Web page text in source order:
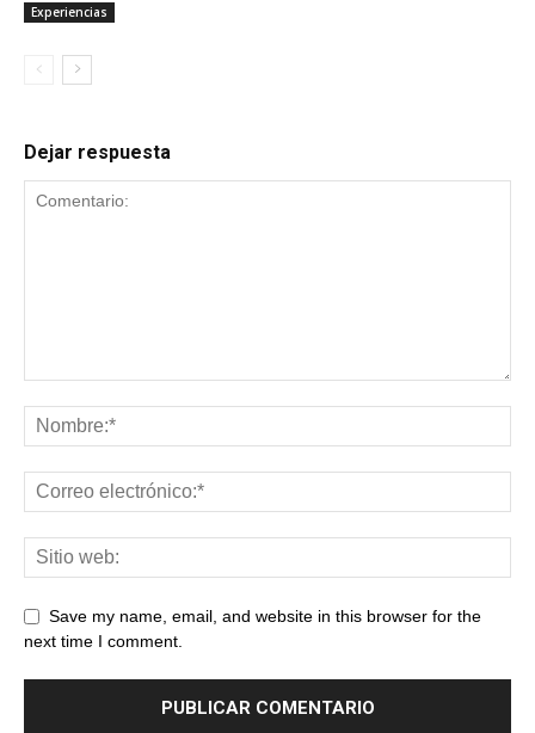
Experiencias
Dejar respuesta
Save my name, email, and website in this browser for the
next time I comment.